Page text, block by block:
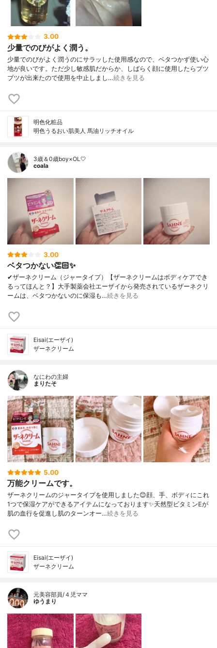
3.00
少量でのびがよく潤う。
少量でのびがよく潤うのにサラッした使用感なので、ベタつかず使い心
地が良いです。ただ少し敏感肌だからか、しばらく顔に使用したらブツ
ブツが出来たので使用を中止しまし…続きを見る
明色化粧品
明色うるおい肌美人 馬油リッチオイル
3歳＆0歳boy×OL🤍
coala
3.00
ベタつかない👏🏻✨
✔︎ザーネクリーム（ジャータイプ）【ザーネクリームはボディケアでき
るってほんと？】大手製薬会社エーザイから発売されているザーネクリ
ームは、ベタつかないのに保湿も…続きを見る
Eisai(エーザイ)
ザーネクリーム
なにわの主婦
まりたそ
5.00
万能クリームです。
ザーネクリームのジャータイプを使用しました😊顔、手、ボディにこれ
1つで保湿ケアができるアイテムになっております✨天然型ビタミンEが
肌の血行を促進し肌のターンオー…続きを見る
Eisai(エーザイ)
ザーネクリーム
元美容部員/４児ママ
ゆうまり